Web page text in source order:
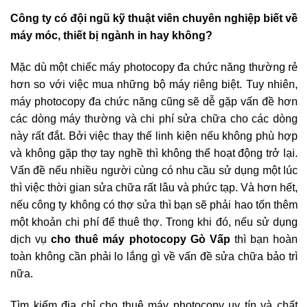
Công ty có đội ngũ kỹ thuật viên chuyên nghiệp biết về
máy móc, thiết bị ngành in hay không?
Mặc dù một chiếc máy photocopy đa chức năng thường rẻ
hơn so với việc mua những bộ máy riêng biệt. Tuy nhiên,
máy photocopy đa chức năng cũng sẽ dễ gặp vấn đề hơn
các dòng máy thường và chi phí sửa chữa cho các dòng
này rất đắt. Bởi việc thay thế linh kiện nếu không phù hợp
và không gặp thợ tay nghề thì không thể hoạt động trở lại.
Vấn đề nếu nhiều người cùng có nhu cầu sử dụng một lúc
thì việc thời gian sửa chữa rất lâu và phức tạp. Và hơn hết,
nếu công ty không có thợ sửa thì bạn sẽ phải hao tốn thêm
một khoản chi phí để thuê thợ. Trong khi đó, nếu sử dụng
dịch vụcho thuê máy photocopy Gò Vấpthì bạn hoàn
toàn không cần phải lo lắng gì về vấn đề sửa chữa bảo trì
nữa.